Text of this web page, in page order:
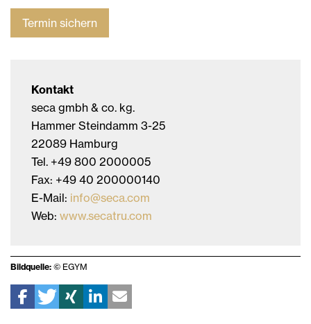
Termin sichern
Kontakt
seca gmbh & co. kg.
Hammer Steindamm 3-25
22089 Hamburg
Tel. +49 800 2000005
Fax: +49 40 200000140
E-Mail: info@seca.com
Web: www.secatru.com
Bildquelle: © EGYM